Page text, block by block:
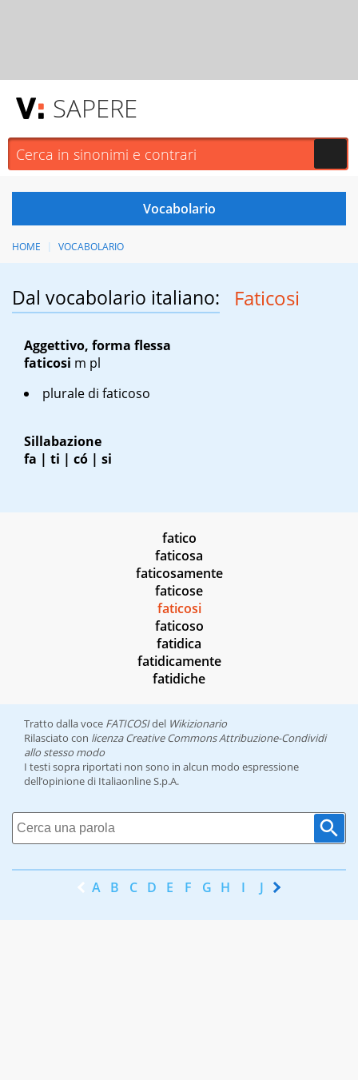
SAPERE
HOME VOCABOLARIO
Dal vocabolario italiano: Faticosi
Aggettivo, forma flessa
faticosi m pl
plurale di faticoso
Sillabazione
fa | ti | có | si
fatico
faticosa
faticosamente
faticose
faticosi
faticoso
fatidica
fatidicamente
fatidiche
Tratto dalla voce FATICOSIdel Wikizionario
Rilasciato con licenza Creative Commons Attribuzione-Condividi
allo stesso modo
I testi sopra riportati non sono in alcun modo espressione
dell’opinione di Italiaonline S.p.A.
A B C D E F G H I J K